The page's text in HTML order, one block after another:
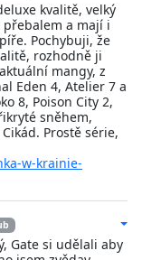
kvalitě, velký
přebalem a mají i
Pochybuji, že
rozhodně ji
mangy, z
Eden 4, Atelier 7 a
8, Poison City 2,
sněhem,
Prostě série,
w-krainie-
Gate si udělali aby